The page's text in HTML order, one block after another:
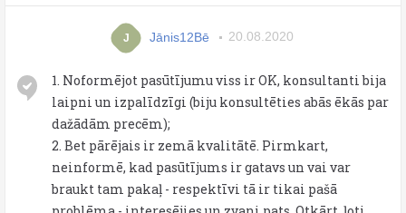
J Jānis12Bē 20.08.2020
1. Noformējot pasūtījumu viss ir OK, konsultanti bija
laipni un izpalīdzīgi (biju konsultēties abās ēkās par
dažādām precēm);
2. Bet pārējais ir zemā kvalitātē. Pirmkart,
neinformē, kad pasūtījums ir gatavs un vai var
braukt tam pakaļ - respektīvi tā ir tikai pašā